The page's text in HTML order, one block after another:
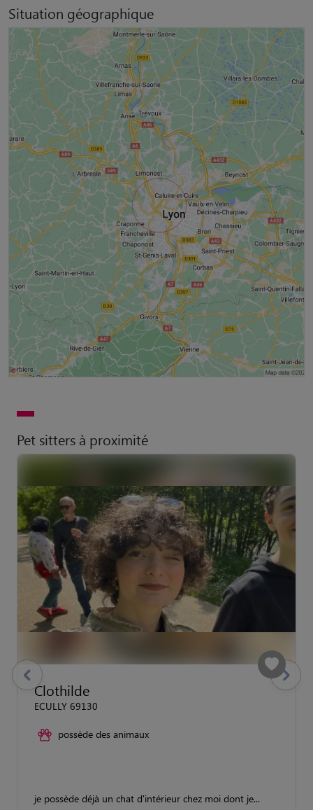
Situation géographique
Pet sitters à proximité
Clothilde
ECULLY 69130
possède des animaux
je possède déjà un chat d'intérieur chez moi dont je...
previous Suivant